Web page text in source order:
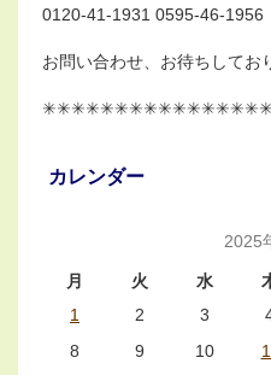
0120-41-1931 0595-46-1956
お問い合わせ、お待ちしてお
カレンダー
2025
月 火 水
1 2 3
8
9 10